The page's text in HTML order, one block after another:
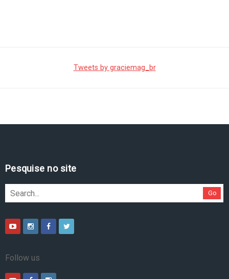
Tweets by graciemag_br
Pesquise no site
Go
Follow us